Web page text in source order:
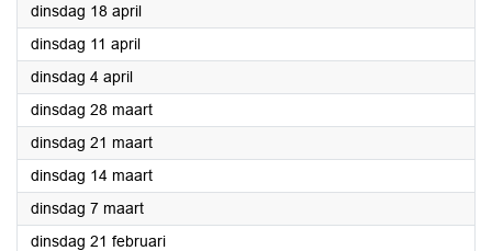
dinsdag 18 april2023
dinsdag 11 april2023
dinsdag 4 april2023
dinsdag 28 maart2023
dinsdag 21 maart2023
dinsdag 14 maart2023
dinsdag 7 maart2023
dinsdag 21 februari2023